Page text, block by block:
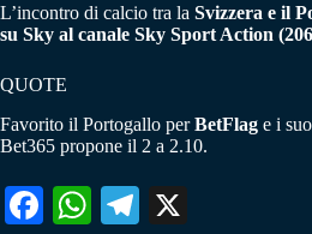
L’incontro di calcio tra la Svizzera e il
su Sky al canale Sky Sport Action
QUOTE
Favorito il Portogallo perBetFlag e i
Bet365 propone il 2 a 2.10.
Fa W
Te